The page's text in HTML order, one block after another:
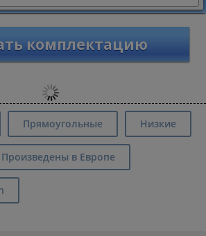
комплектацию
Прямоугольные Низкие
Произведены в Европе